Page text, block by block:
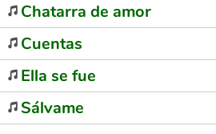
Chatarra de amor
Cuentas
Ella se fue
Sálvame